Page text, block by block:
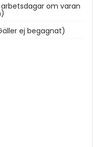
om varan
ej begagnat)